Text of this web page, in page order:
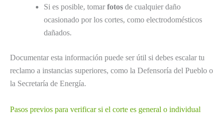
Si es posible, tomar fotos de cualquier daño
ocasionado por los cortes, como electrodomésticos
dañados.
Documentar esta información puede ser útil si debes escalar tu
reclamo a instancias superiores, como la Defensoría del Pueblo o
la Secretaría de Energía.
Pasos previos para verificar si el corte es general o individual